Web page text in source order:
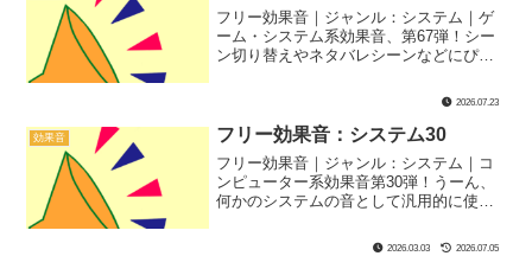
フリー効果音｜ジャンル：システム｜ゲ
ーム・システム系効果音、第67弾！シー
ン切り替えやネタバレシーンなどにぴっ
2026.07.23
効果音 フリー効果音：システム30
フリー効果音｜ジャンル：システム｜コ
ンピューター系効果音第30弾！うーん、
何かのシステムの音として汎用的に使え
2026.03.03 2026.07.05